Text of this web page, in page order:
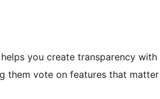
you create transparency with
them vote on features that matter